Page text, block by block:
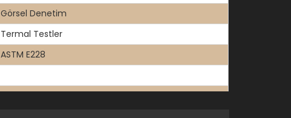
Görsel Denetim
Termal Testler
ASTM E228